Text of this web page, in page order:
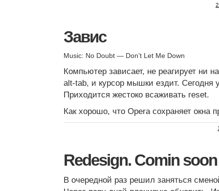
Завис
Music: No Doubt — Don’t Let Me Down
Компьютер зависает, не реагирует ни
alt-tab, и курсор мышки ездит. Сегодня
Приходится жестоко всаживать reset.
Как хорошо, что Opera сохраняет окна
Redesign. Comin soon
В очередной раз решил заняться